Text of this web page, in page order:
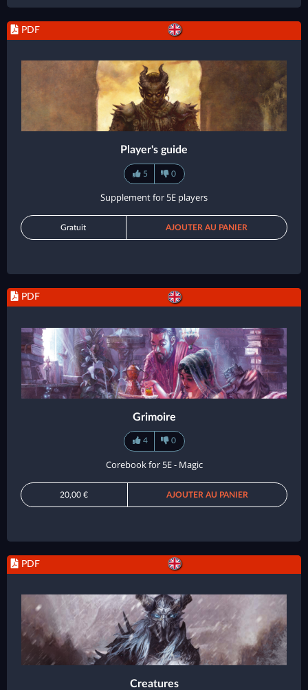
PDF
Player's guide
5 0
Supplement for 5E players
Gratuit AJOUTER AU PANIER
PDF
Grimoire
4 0
Corebook for 5E - Magic
20,00 € AJOUTER AU PANIER
PDF
Creatures